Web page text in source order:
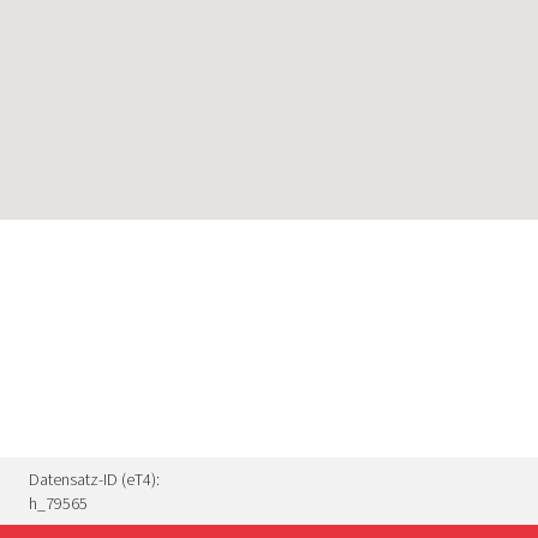
Datensatz-ID (eT4):
h_79565